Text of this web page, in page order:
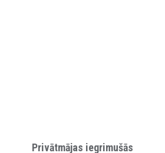
Privātmājas iegrimušās